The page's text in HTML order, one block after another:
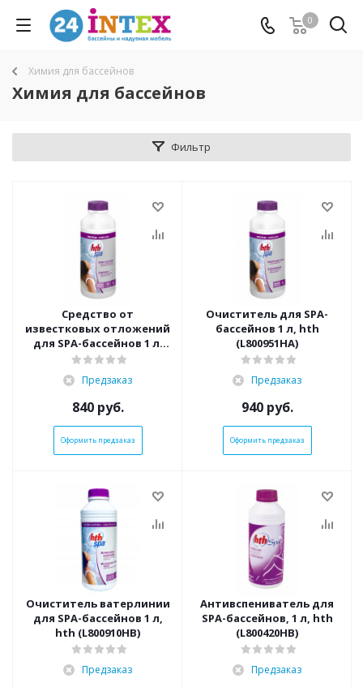
0
Химия для бассейнов
Химия для бассейнов
Фильтр
Средство от
известковых отложений
для SPA-бассейнов 1 л,
hth (L800741HB)
Предзаказ
840руб.
Оформить предзаказ
Очиститель для SPA-
бассейнов 1 л, hth
(L800951HA)
Предзаказ
940руб.
Оформить предзаказ
Очиститель ватерлинии
для SPA-бассейнов 1 л,
hth (L800910HB)
Предзаказ
Антивспениватель для
SPA-бассейнов, 1 л, hth
(L800420HВ)
Предзаказ